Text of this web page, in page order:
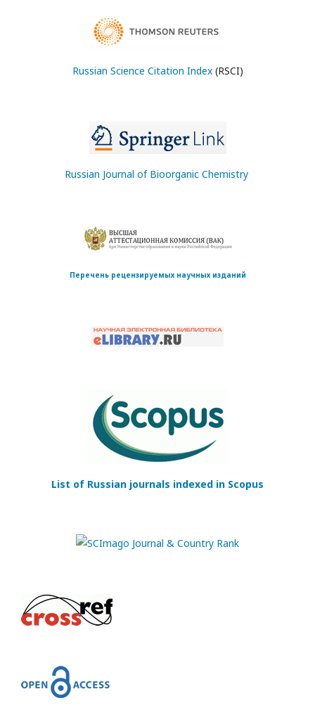
Russian Science Citation Index(RSCI)
Russian Journal of Bioorganic Chemistry
Перечень рецензируемых научных изданий
List of Russian journals indexed in Scopus